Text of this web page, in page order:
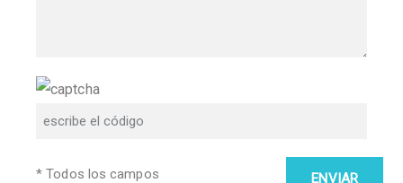
* Todos los campos